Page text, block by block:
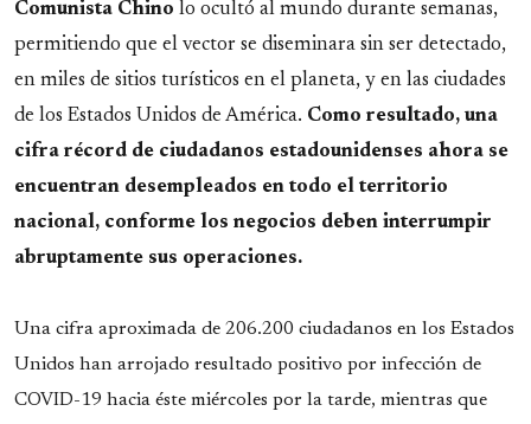
Comunista Chino lo ocultó al mundo durante semanas,
permitiendo que el vector se diseminara sin ser detectado,
en miles de sitios turísticos en el planeta, y en las ciudades
de los Estados Unidos de América. Como resultado, una
cifra récord de ciudadanos estadounidenses ahora se
encuentran desempleados en todo el territorio
nacional, conforme los negocios deben interrumpir
abruptamente sus operaciones.
Una cifra aproximada de 206.200 ciudadanos en los Estados
Unidos han arrojado resultado positivo por infección de
COVID-19 hacia éste miércoles por la tarde, mientras que